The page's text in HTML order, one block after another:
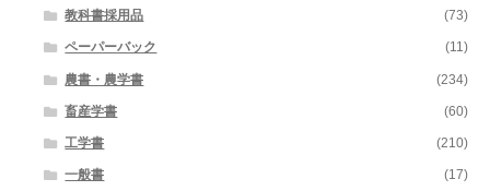
教科書採用品 (73)
ペーパーバック (11)
農書・農学書 (234)
畜産学書 (60)
工学書 (210)
一般書 (17)